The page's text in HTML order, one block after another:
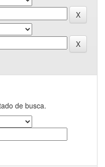
de busca.